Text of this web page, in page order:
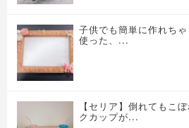
子供でも簡単に作れち
使った、...
【セリア】倒れてもこ
クカップが...